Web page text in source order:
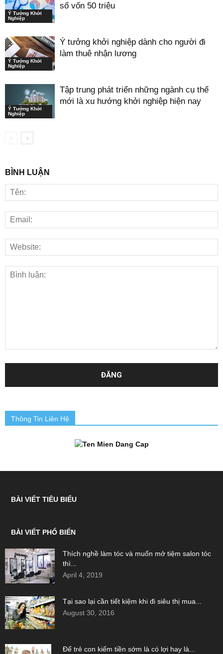
Ý Tưởng Khởi
Nghiệp
số vốn 50 triệu
Ý Tưởng Khởi
Nghiệp
Ý tưởng khởi nghiệp dành cho người đi
làm thuê nhận lương
Ý Tưởng Khởi
Nghiệp
Tập trung phát triển những ngành cụ thể
mới là xu hướng khởi nghiệp hiện nay
BÌNH LUẬN
Thông Tin Liên Hệ
BÀI VIẾT TIÊU BIỂU
BÀI VIẾT PHỔ BIẾN
Thích nghề làm tóc và muốn mở tiệm salon tóc
thì...
April 4, 2019
Tại sao lại cần tiết kiệm khi đi siêu thị mua...
August 30, 2016
Để trẻ con kiếm tiền sớm là có lợi hay là...